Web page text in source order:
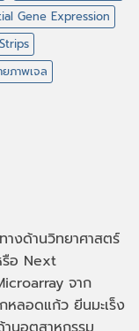
Gene Expression
Strips
ภาพเจล
งด้านวิทยาศาสตร์
อ Next
จาก
หลอดแก้ว ยีนมะเร็ง